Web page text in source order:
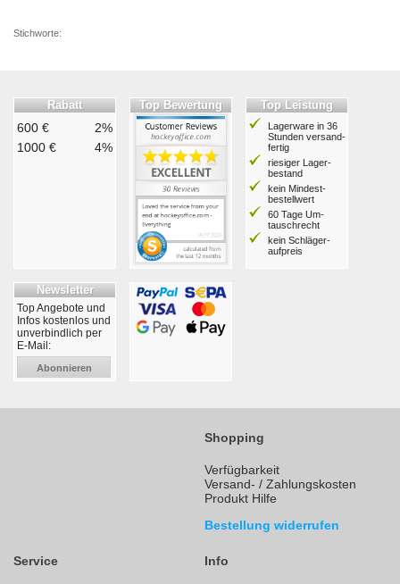
Stichworte:
Rabatt
600 €
2%
1000 €
4%
Top Bewertung Top Leistung
Lagerware in 36
Stunden ver­sand­
fertig
riesiger Lager­
bestand
kein Mindest­
bestell­wert
60 Tage Um­
tausch­recht
kein Schläger­
aufpreis
Newsletter
Top Angebote und
Infos kostenlos und
unverbindlich per
E-Mail:
Abonnieren
Shopping
Verfügbarkeit
Versand- / Zahlungskosten
Produkt Hilfe
Bestellung widerrufen
Service Info